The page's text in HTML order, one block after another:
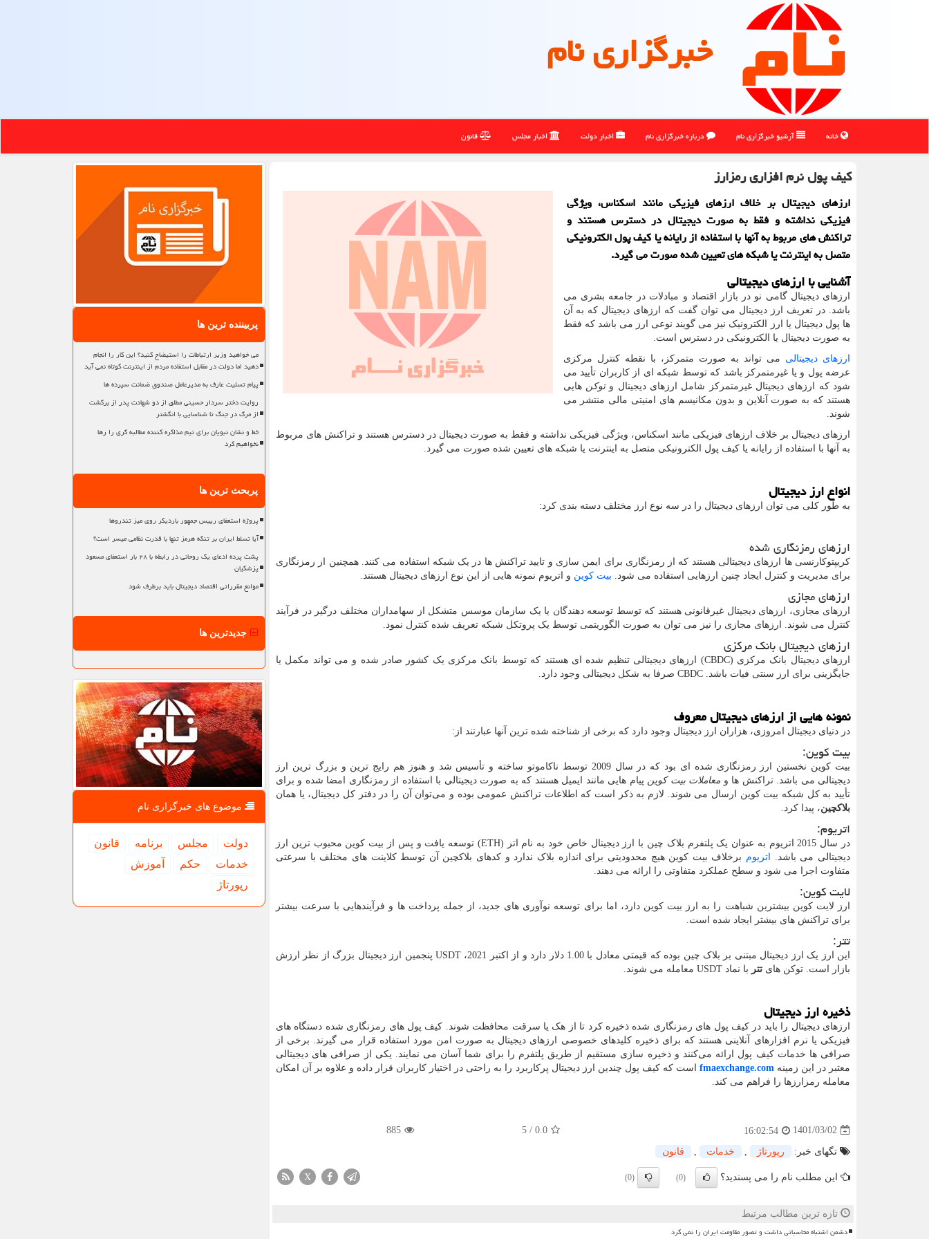
خبرگزاری نام
خانه آرشیو خبرگزاری نام درباره خبرگزاری نام اخبار دولت اخبار مجلس قانون
کیف پول نرم افزاری رمزارز
ارزهای دیجیتال بر خلاف ارزهای فیزیکی مانند اسکناس، ویژگی
فیزیکی نداشته و فقط به صورت دیجیتال در دسترس هستند و
تراکنش های مربوط به آنها با استفاده از رایانه یا کیف پول الکترونیکی
متصل به اینترنت یا شبکه های تعیین شده صورت می گیرد.
آشنایی با ارزهای دیجیتالی
ارزهای دیجیتال گامی نو در بازار اقتصاد و مبادلات در جامعه بشری می
باشد. در تعریف ارز دیجیتال می توان گفت که ارزهای دیجیتال که به آن
ها پول دیجیتال یا ارز الکترونیک نیز می گویند نوعی ارز می باشد که فقط
به صورت دیجیتال یا الکترونیکی در دسترس است.
ارزهای دیجیتالی می تواند به صورت متمرکز، با نقطه کنترل مرکزی
عرضه پول و یا غیرمتمرکز باشد که توسط شبکه ای از کاربران تأیید می
شود که ارزهای دیجیتال غیرمتمرکز شامل ارزهای دیجیتال وتوکن هایی
هستند که به صورت آنلاین و بدون مکانیسم های امنیتی مالی منتشر می
شوند.
ارزهای دیجیتال بر خلاف ارزهای فیزیکی مانند اسکناس، ویژگی فیزیکی نداشته و فقط به صورت دیجیتال در دسترس هستند و تراکنش های مربوط
به آنها با استفاده از رایانه یا کیف پول الکترونیکی متصل به اینترنت یا شبکه های تعیین شده صورت می گیرد.
انواع ارز دیجیتال
به طور کلی می توان ارزهای دیجیتال را در سه نوع ارز مختلف دسته بندی کرد:
ارزهای رمزنگاری شده
کریپتوکارنسی ها ارزهای دیجیتالی هستند که از رمزنگاری برای ایمن سازی و تایید تراکنش ها در یک شبکه استفاده می کنند. همچنین از رمزنگاری
برای مدیریت و کنترل ایجاد چنین ارزهایی استفاده می شود. بیت کوین و اتریوم نمونه هایی از این نوع ارزهای دیجیتال هستند.
ارزهای مجازی
ارزهای مجازی، ارزهای دیجیتال غیرقانونی هستند که توسط توسعه دهندگان یا یک سازمان موسس متشکل از سهامداران مختلف درگیر در فرآیند
کنترل می شوند. ارزهای مجازی را نیز می توان به صورت الگوریتمی توسط یک پروتکل شبکه تعریف شده کنترل نمود.
ارزهای دیجیتال بانک مرکزی
ارزهای دیجیتال بانک مرکزی (CBDC) ارزهای دیجیتالی تنظیم شده ای هستند که توسط بانک مرکزی یک کشور صادر شده و می تواند مکمل یا
جایگزینی برای ارز سنتی فیات باشد. CBDC صرفا به شکل دیجیتالی وجود دارد.
نمونه هایی از ارزهای دیجیتال معروف
در دنیای دیجیتال امروزی، هزاران ارز دیجیتال وجود دارد که برخی از شناخته شده ترین آنها عبارتند از:
بیت کوین:
بیت کوین نخستین ارز رمزنگاری شده ای بود که در سال 2009 توسط ناکاموتو ساخته و تأسیس شد و هنوز هم رایج ترین و بزرگ ترین ارز
دیجیتالی می باشد. تراکنش ها و معاملات بیت کوین پیام هایی مانند ایمیل هستند که به صورت دیجیتالی با استفاده از رمزنگاری امضا شده و برای
تأیید به کل شبکه بیت کوین ارسال می شوند. لازم به ذکر است که اطلاعات تراکنش عمومی بوده و می‌توان آن را در دفتر کل دیجیتال، یا همان
بلاکچین، پیدا کرد.
اتریوم:
در سال 2015 اتریوم به عنوان یک پلتفرم بلاک چین با ارز دیجیتال خاص خود به نام اتر ( ETH) توسعه یافت و پس از بیت کوین محبوب ترین ارز
دیجیتالی می باشد.
اتریوم برخلاف بیت کوین هیچ محدودیتی برای اندازه بلاک ندارد و کدهای بلاکچین آن توسط کلاینت های مختلف با سرعتی
متفاوت اجرا می شود و سطح عملکرد متفاوتی را ارائه می دهند.
لایت کوین:
ارز لایت کوین بیشترین شباهت را به ارز بیت کوین دارد، اما برای توسعه نوآوری‌ های جدید، از جمله پرداخت ها و فرآیندهایی با سرعت بیشتر
برای تراکنش ‌های بیشتر ایجاد شده است.
تتر:
این ارز یک ارز دیجیتال مبتنی بر بلاک چین بوده که قیمتی معادل با 1.00 دلار دارد و از اکتبر 2021، USDT پنجمین ارز دیجیتال بزرگ از نظر ارزش
بازار است. توکن ‌های تتر با نماد USDT معامله می شوند.
ذخیره ارز دیجیتال
ارزهای دیجیتال را باید در کیف پول‌ های رمزنگاری شده ذخیره کرد تا از هک یا سرقت محافظت شوند. کیف پول‌ های رمزنگاری شده دستگاه های
فیزیکی یا نرم افزارهای آنلاینی هستند که برای ذخیره کلیدهای خصوصی ارزهای دیجیتال به صورت امن مورد استفاده قرار می گیرند. برخی از
صرافی ‌ها خدمات کیف پول ارائه می‌کنند و ذخیره ‌سازی مستقیم از طریق پلتفرم را برای شما آسان می نمایند. یکی از صرافی های دیجیتالی
معتبر در این زمینهfmaexchange.com است که کیف پول چندین ارز دیجیتال پرکاربرد را به راحتی در اختیار کاربران قرار داده و علاوه بر آن امکان
معامله رمزارزها را فراهم می کند.
1401/03/02
16:02:54
0.0
/
5
885
تگهای خبر: رپورتاژ خدمات قانون
این مطلب نام را می پسندید؟ (0)
(0)
X
تازه ترین مطالب مرتبط
دشمن اشتباه محاسباتی داشت و تصور مقاومت ایران را نمی کرد
پربیننده ترین ها
می خواهید وزیر ارتباطات را استیضاح کنید؟ این کار را انجام
دهید اما دولت در مقابل استفاده مردم از اینترنت کوتاه نمی آید
پیام تسلیت عارف به مدیرعامل صندوق ضمانت سپرده ها
روایت دختر سردار حسینی مطلق از دو شهادت پدر از برگشت
از مرگ در جنگ تا شناسایی با انگشتر
خط و نشان نبویان برای تیم مذاکره کننده مطالبه گری را رها
نخواهیم کرد
پربحث ترین ها
پروژه استعفای رییس جمهور باردیگر روی میز تندروها
آیا تسلط ایران بر تنگه هرمز تنها با قدرت نظامی میسر است؟
پشت پرده ادعای یک روحانی در رابطه با ۲۸ بار استعفای مسعود
پزشکیان
موانع مقرراتی اقتصاد دیجیتال باید برطرف شود
جدیدترین ها
موضوع های خبرگزاری نام
دولت مجلس برنامه
قانون
خدمات
حكم
آموزش
رپورتاژ